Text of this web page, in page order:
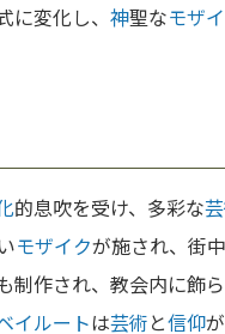
変化し、 神聖なモザ
的息吹を受け、多彩な
モザイクが施され、街
制作され、教会内に飾
イルートは芸術と信仰